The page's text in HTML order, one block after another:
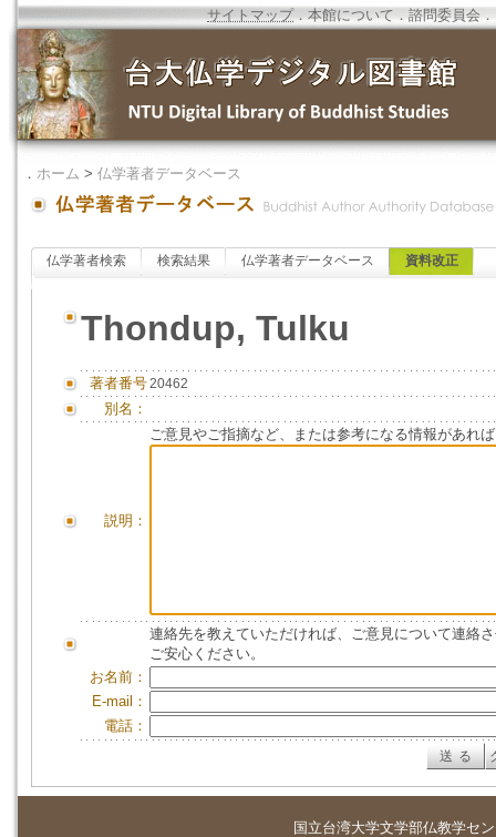
サイトマップ．本館について ．諮問委員会 ．
． ホーム > 仏学著者データベース
仏学著者検索 検索結果 仏学著者データベース 資料改正
Thondup, Tulku
著者番号20462
別名：
説明：
ご意見やご指摘など、または参考になる情報があれ
連絡先を教えていただければ、ご意見について連絡
ご安心ください。
お名前：
E-mail：
電話：
国立台湾大学文学部仏教学セ